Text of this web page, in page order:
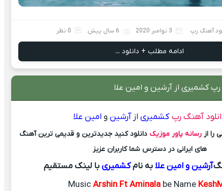
آهنگ رپ 3 نوامبر 2020 6 سال پیش 0 نظر
ادامه مطلب + دانلود ...
رپ کشمیری از آرشین و امین علا
آهنگ رپ کشمیریازآرشین وامین علا
را از رسانه پاور موزیک دانلود کنید جدیدترین و قدیمی ترین آهنگ
های ایرانی در دسترس شما کاربران عزیز
آرشین و امین علابه نامکشمیریبا لینک مستقیم
MusicArshin Ft Aminala be Name